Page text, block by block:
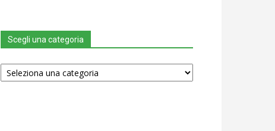
Scegli una categoria
Scegli
una